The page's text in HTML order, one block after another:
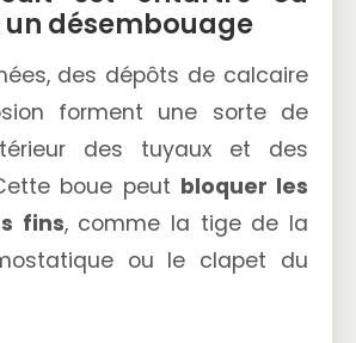
un désembouage
des dépôts de calcaire
forment une sorte de
des tuyaux et des
boue peut bloquer les
fins, comme la tige de la
ou le clapet du